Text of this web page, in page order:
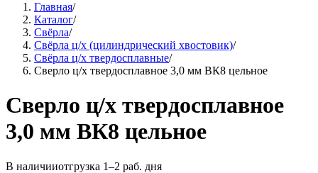
Главная/
Каталог/
Свёрла/
Свёрла ц/х (цилиндрический хвостовик)/
Свёрла ц/х твердосплавные/
Сверло ц/х твердосплавное 3,0 мм ВК8 цельное
Сверло ц/х твердосплавное
3,0 мм ВК8 цельное
В наличииотгрузка 1–2 раб. дня